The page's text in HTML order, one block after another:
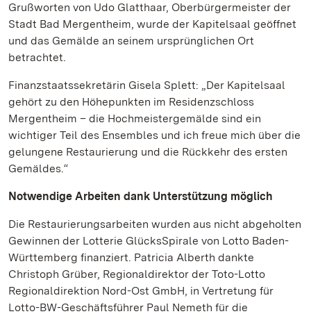
Grußworten von Udo Glatthaar, Oberbürgermeister der
Stadt Bad Mergentheim, wurde der Kapitelsaal geöffnet
und das Gemälde an seinem ursprünglichen Ort
betrachtet.
Finanzstaatssekretärin Gisela Splett: „Der Kapitelsaal
gehört zu den Höhepunkten im Residenzschloss
Mergentheim – die Hochmeistergemälde sind ein
wichtiger Teil des Ensembles und ich freue mich über die
gelungene Restaurierung und die Rückkehr des ersten
Gemäldes.“
Notwendige Arbeiten dank Unterstützung möglich
Die Restaurierungsarbeiten wurden aus nicht abgeholten
Gewinnen der Lotterie GlücksSpirale von Lotto Baden-
Württemberg finanziert. Patricia Alberth dankte
Christoph Grüber, Regionaldirektor der Toto-Lotto
Regionaldirektion Nord-Ost GmbH, in Vertretung für
Lotto-BW-Geschäftsführer Paul Nemeth für die